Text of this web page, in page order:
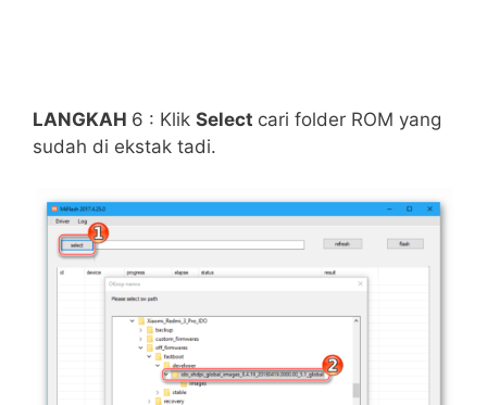
LANGKAH 6 : Klik Select cari folder ROM yang
sudah di ekstak tadi.